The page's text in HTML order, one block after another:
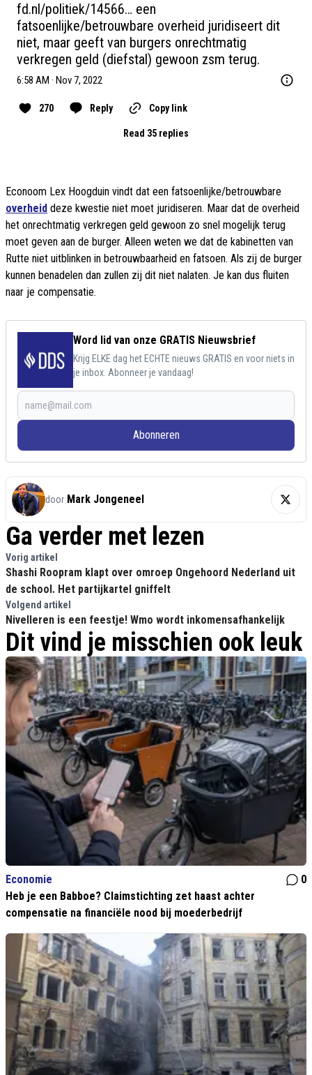
fd.nl/politiek/14566… een
fatsoenlijke/betrouwbare overheid juridiseert dit
niet, maar geeft van burgers onrechtmatig
verkregen geld (diefstal) gewoon zsm terug.
6:58 AM · Nov 7, 2022
270 Reply Copy link
Read 35 replies
Econoom Lex Hoogduin vindt dat een fatsoenlijke/betrouwbare
overheid deze kwestie niet moet juridiseren. Maar dat de overheid
het onrechtmatig verkregen geld gewoon zo snel mogelijk terug
moet geven aan de burger. Alleen weten we dat de kabinetten van
Rutte niet uitblinken in betrouwbaarheid en fatsoen. Als zij de burger
kunnen benadelen dan zullen zij dit niet nalaten. Je kan dus fluiten
naar je compensatie.
Word lid van onze GRATIS Nieuwsbrief
Krijg ELKE dag het ECHTE nieuws GRATIS en voor niets in
je inbox. Abonneer je vandaag!
Abonneren
door Mark Jongeneel
Ga verder met lezen
Vorig artikel
Shashi Roopram klapt over omroep Ongehoord Nederland uit
de school. Het partijkartel gniffelt
Volgend artikel
Nivelleren is een feestje! Wmo wordt inkomensafhankelijk
Dit vind je misschien ook leuk
Economie
0
Heb je een Babboe? Claimstichting zet haast achter
compensatie na financiële nood bij moederbedrijf